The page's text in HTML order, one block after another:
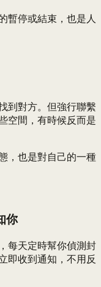
暫停或結束，也是人
到對方。但強行聯繫
空間，有時候反而是
，也是對自己的一種
你
每天定時幫你偵測封
即收到通知，不用反